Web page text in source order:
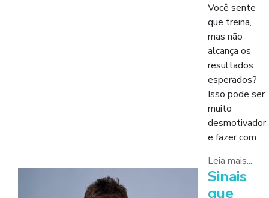
Você sente
que treina,
mas não
alcança os
resultados
esperados?
Isso pode ser
muito
desmotivador
e fazer com …
Leia mais...
Sinais
que